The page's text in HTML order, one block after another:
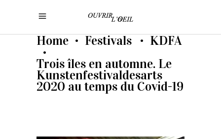
Home • Festivals • KDFA
•
Trois îles en automne. Le
Kunstenfestivaldesarts
2020 au temps du Covid-19